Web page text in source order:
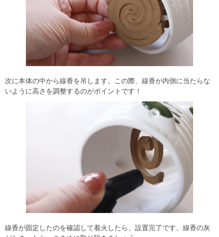
次に本体の中から線香を吊します。この際、線香が内側に当たらな
いように高さを調整するのがポイントです！
線香が固定したのを確認して着火したら、設置完了です。線香の灰